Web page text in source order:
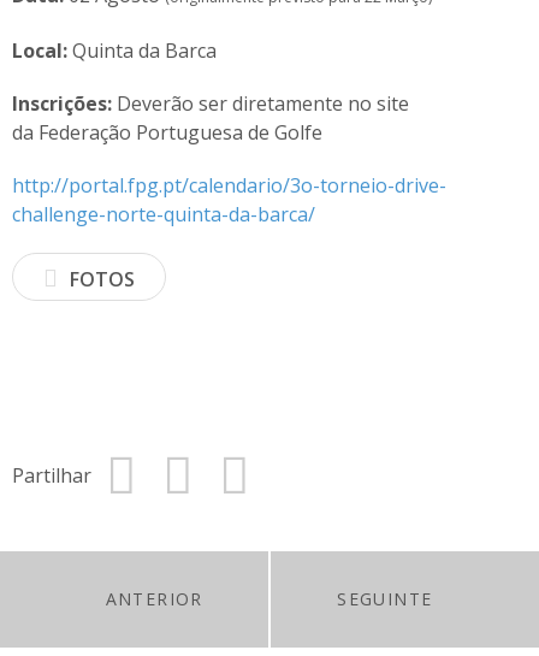
Local:Quinta da Barca
Inscrições: Deverão ser diretamente no site
da Federação Portuguesa de Golfe
http://portal.fpg.pt/calendario/3o-torneio-drive-
challenge-norte-quinta-da-barca/
FOTOS
Partilhar
ANTERIOR SEGUINTE